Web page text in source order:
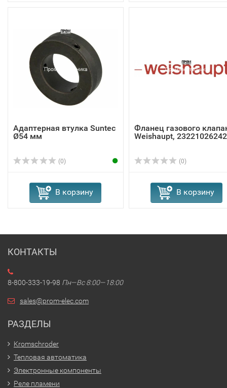
Адаптерная втулка Suntec
Ø54 мм
(0)
В корзину
Фланец газового
Weishaupt, 23221026242
(0)
В корзину
КОНТАКТЫ
8-800-333-19-98 Пн—Вс 8:00—18:00
sales@prom-elec.com
РАЗДЕЛЫ
Kromschroder
Тепловая автоматика
Электронные компоненты
Реле пламени